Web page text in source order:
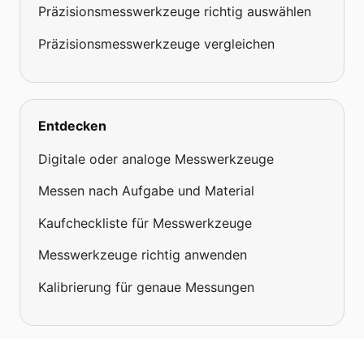
Präzisionsmesswerkzeuge richtig auswählen
Präzisionsmesswerkzeuge vergleichen
Entdecken
Digitale oder analoge Messwerkzeuge
Messen nach Aufgabe und Material
Kaufcheckliste für Messwerkzeuge
Messwerkzeuge richtig anwenden
Kalibrierung für genaue Messungen